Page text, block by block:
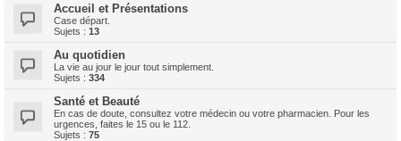
Accueil et Présentations
Case départ.
Sujets : 13
Au quotidien
La vie au jour le jour tout simplement.
Sujets : 334
Santé et Beauté
En cas de doute, consultez votre médecin ou votre pharmacien. Pour les
urgences, faites le 15 ou le 112.
Sujets : 75